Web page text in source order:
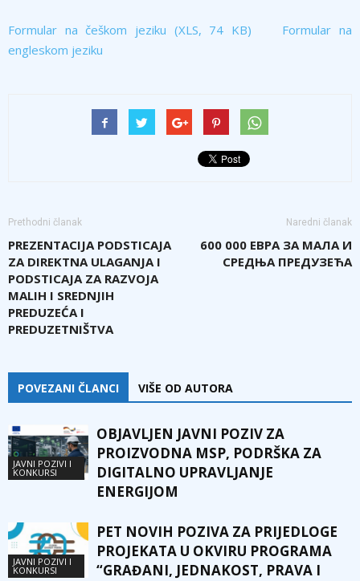
Formular na češkom jeziku (XLS, 74 KB)
Formular na
engleskom jeziku
Prethodni članak
PREZENTACIJA PODSTICAJA
ZA DIREKTNA ULAGANJA I
PODSTICAJA ZA RAZVOJA
MALIH I SREDNJIH
PREDUZEĆA I
PREDUZETNIŠTVA
Naredni članak
600 000 ЕВРА ЗА МАЛА И
СРЕДЊА ПРЕДУЗЕЋА
POVEZANI ČLANCI VIŠE OD AUTORA
JAVNI POZIVI I
KONKURSI
OBJAVLJEN JAVNI POZIV ZA
PROIZVODNA MSP, PODRŠKA ZA
DIGITALNO UPRAVLJANJE
ENERGIJOM
JAVNI POZIVI I
KONKURSI
PET NOVIH POZIVA ZA PRIJEDLOGE
PROJEKATA U OKVIRU PROGRAMA
“GRAĐANI, JEDNAKOST, PRAVA I